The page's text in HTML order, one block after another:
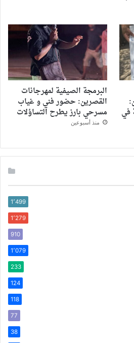
في
البرمجة الصيفية لمهرجانات
القصرين: حضور فني و غياب
مسرحي بارز يطرح التساؤلات
منذ أسبوعين
1٬499
1٬279
910
1٬079
233
124
118
77
38